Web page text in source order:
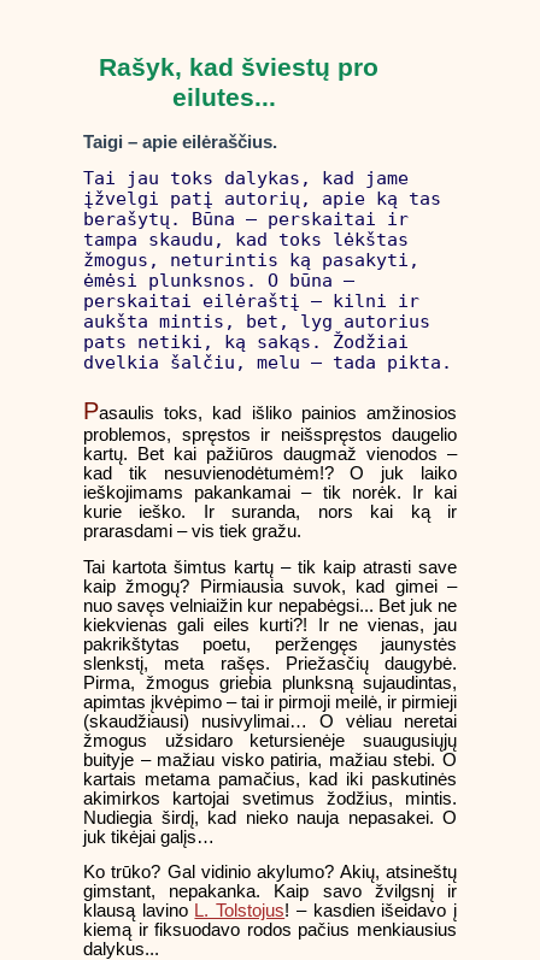
Rašyk, kad šviestų pro
eilutes...
Taigi – apie eilėraščius.
Tai jau toks dalykas, kad jame
įžvelgi patį autorių, apie ką tas
berašytų. Būna – perskaitai ir
tampa skaudu, kad toks lėkštas
žmogus, neturintis ką pasakyti,
ėmėsi plunksnos. O būna –
perskaitai eilėraštį – kilni ir
aukšta mintis, bet, lyg autorius
pats netiki, ką sakąs. Žodžiai
dvelkia šalčiu, melu – tada pikta.
Pasaulis toks, kad išliko painios amžinosios
problemos, spręstos ir neišspręstos daugelio
kartų. Bet kai pažiūros daugmaž vienodos –
kad tik nesuvienodėtumėm!? O juk laiko
ieškojimams pakankamai – tik norėk. Ir kai
kurie ieško. Ir suranda, nors kai ką ir
prarasdami – vis tiek gražu.
Tai kartota šimtus kartų – tik kaip atrasti save
kaip žmogų? Pirmiausia suvok, kad gimei –
nuo savęs velniaižin kur nepabėgsi... Bet juk ne
kiekvienas gali eiles kurti?! Ir ne vienas, jau
pakrikštytas poetu, peržengęs jaunystės
slenkstį, meta rašęs. Priežasčių daugybė.
Pirma, žmogus griebia plunksną sujaudintas,
apimtas įkvėpimo – tai ir pirmoji meilė, ir pirmieji
(skaudžiausi) nusivylimai… O vėliau neretai
žmogus užsidaro ketursienėje suaugusiųjų
buityje – mažiau visko patiria, mažiau stebi. O
kartais metama pamačius, kad iki paskutinės
akimirkos kartojai svetimus žodžius, mintis.
Nudiegia širdį, kad nieko nauja nepasakei. O
juk tikėjai galįs…
Ko trūko? Gal vidinio akylumo? Akių, atsineštų
gimstant, nepakanka. Kaip savo žvilgsnį ir
klausą lavino L. Tolstojus! – kasdien išeidavo į
kiemą ir fiksuodavo rodos pačius menkiausius
dalykus...